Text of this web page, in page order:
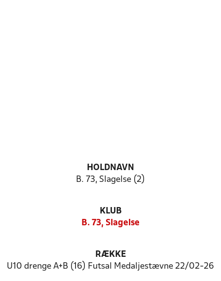
HOLDNAVN
B. 73, Slagelse (2)
KLUB
B. 73, Slagelse
RÆKKE
U10 drenge A+B (16) Futsal Medaljestævne 22/02-26